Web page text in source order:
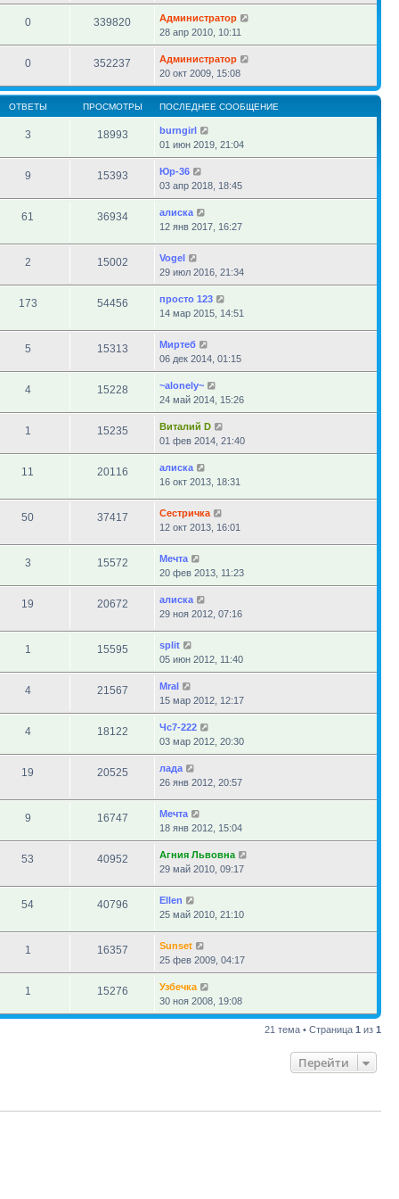
0 339820
Администратор
28 апр 2010, 10:11
0 352237
Администратор
20 окт 2009, 15:08
ОТВЕТЫ ПРОСМОТРЫ ПОСЛЕДНЕЕ СООБЩЕНИЕ
3 18993
burngirl
01 июн 2019, 21:04
9 15393
Юр-36
03 апр 2018, 18:45
61 36934
алиска
12 янв 2017, 16:27
2 15002
Vogel
29 июл 2016, 21:34
173 54456
просто 123
14 мар 2015, 14:51
5 15313
Миртеб
06 дек 2014, 01:15
4 15228
~alonely~
24 май 2014, 15:26
1 15235
Виталий D
01 фев 2014, 21:40
11 20116
алиска
16 окт 2013, 18:31
50 37417
Сестричка
12 окт 2013, 16:01
3 15572
Мечта
20 фев 2013, 11:23
19 20672
алиска
29 ноя 2012, 07:16
1 15595
sрlit
05 июн 2012, 11:40
4 21567
Mral
15 мар 2012, 12:17
4 18122
Чс7-222
03 мар 2012, 20:30
19 20525
лада
26 янв 2012, 20:57
9 16747
Мечта
18 янв 2012, 15:04
53 40952
Агния Львовна
29 май 2010, 09:17
54 40796
Ellen
25 май 2010, 21:10
1 16357
Sunset
25 фев 2009, 04:17
1 15276
Узбечка
30 ноя 2008, 19:08
21 тема • Страница 1 из 1
Перейти